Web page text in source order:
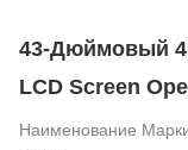
43-Дюймовый
LCD Screen
Наименование